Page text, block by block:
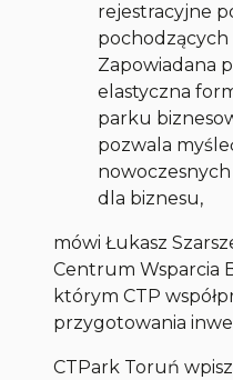
rejestracyjne
pochodzących
Zapowiadana
elastyczna
parku
pozwala
dla biznesu,
mówi Łukasz
Centrum Wsparcia
którym CTP
przygotowania
CTPark Toruń